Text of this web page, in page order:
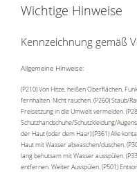
Wichtige Hinweise
Kennzeichnung gemäß
Allgemeine Hinweise:
(P210) Von Hitze, heißen Oberflächen,
fernhalten. Nicht rauchen. (P260) Staub/
Freisetzung in die Umwelt vermeiden.
Schutzhandschuhe/Schutzkleidung/
der Haut (oder dem Haar):(P361) Alle
Haut mit Wasser abwaschen/duschen.
lang behutsam mit Wasser ausspülen.
entfernen. Weiter Ausspülen. (P501)